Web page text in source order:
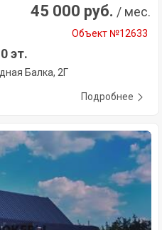
45 000 руб. / мес.
Объект №12633
эт.
Балка, 2Г
Подробнее